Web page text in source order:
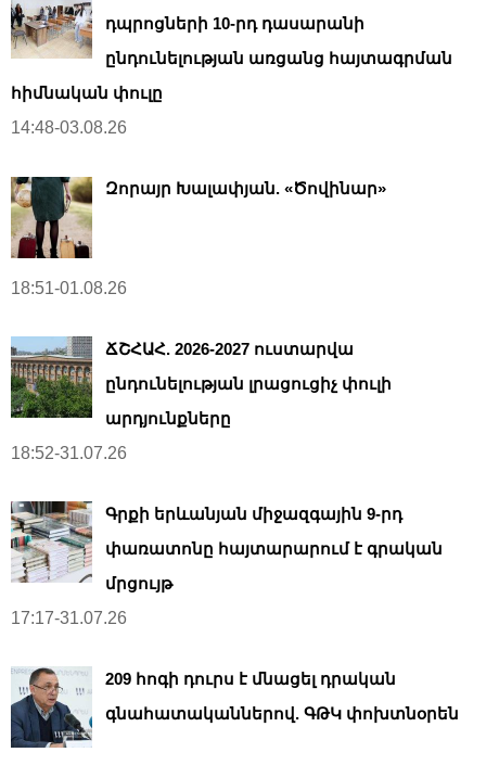
դպրոցների 10-րդ դասարանի
ընդունելության առցանց հայտագրման
հիմնական փուլը
14:48-03.08.26
Զորայր Խալափյան. «Ծովինար»
18:51-01.08.26
ՃՇՀԱՀ. 2026-2027 ուստարվա
ընդունելության լրացուցիչ փուլի
արդյունքները
18:52-31.07.26
Գրքի երևանյան միջազգային 9-րդ
փառատոնը հայտարարում է գրական
մրցույթ
17:17-31.07.26
209 հոգի դուրս է մնացել դրական
գնահատականներով. ԳԹԿ փոխտնօրեն